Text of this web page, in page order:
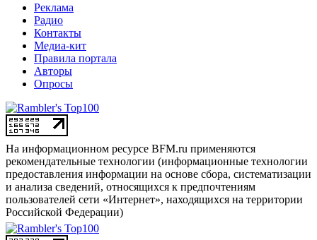
Реклама
Радио
Контакты
Медиа-кит
Правила портала
Авторы
Опросы
На информационном ресурсе BFM.ru применяются
рекомендательные технологии (информационные технологии
предоставления информации на основе сбора, систематизации
и анализа сведений, относящихся к предпочтениям
пользователей сети «Интернет», находящихся на территории
Российской Федерации)